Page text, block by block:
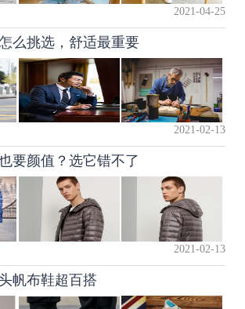
2021-04-25
么挑选，舒适最重要
2021-02-13
要颜值？选它错不了
2021-02-13
帆布鞋超百搭